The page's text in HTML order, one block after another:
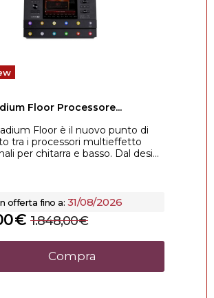
Floor Processore...
Floor è il nuovo punto di
tra i processori multieffetto
per chitarra e basso. Dal desi...
offerta fino a: 31/08/2026
€ €
1.848,00
Compra